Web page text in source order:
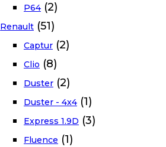
P64 (2)
Renault (51)
Captur (2)
Clio (8)
Duster (2)
Duster - 4x4 (1)
Express 1.9D (3)
Fluence (1)